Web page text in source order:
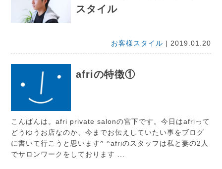
スタイル
お客様スタイル | 2019.01.20
afriの特徴①
こんばんは。afri private salonの宮下です。今日はafriって
どうゆうお店なのか、今までお伝えしていたい事をブログ
に書いて行こうと思います^ ^afriのスタッフは私と妻の2人
でサロンワークをしております ...